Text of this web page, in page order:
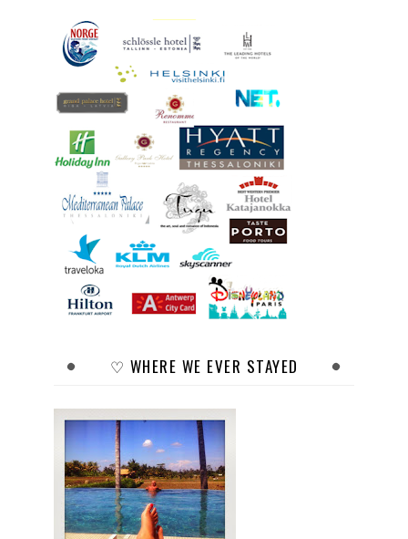
♡ WHERE WE EVER STAYED